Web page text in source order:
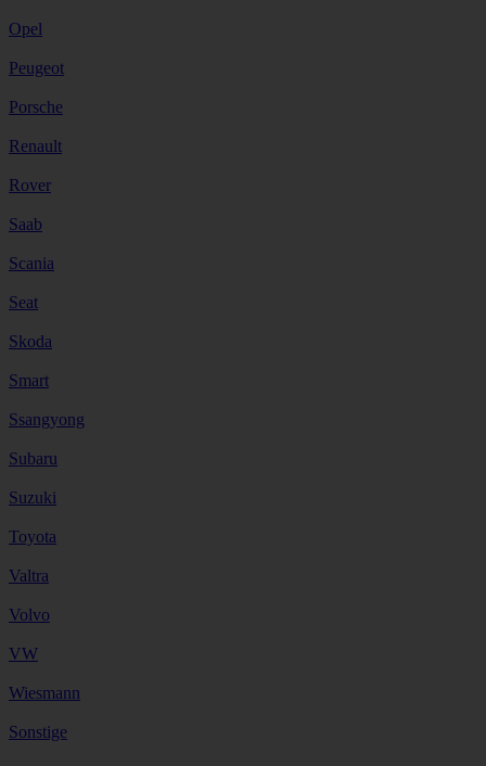
Opel
Peugeot
Porsche
Renault
Rover
Saab
Scania
Seat
Skoda
Smart
Ssangyong
Subaru
Suzuki
Toyota
Valtra
Volvo
VW
Wiesmann
Sonstige